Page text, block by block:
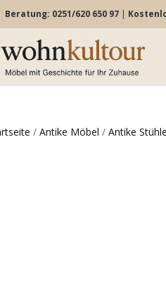
Beratung: 0251/620 650 97 |
/ Antike Möbel / Antike